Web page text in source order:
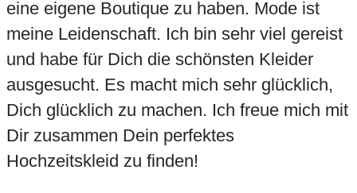
eine eigene Boutique zu haben. Mode ist
meine Leidenschaft. Ich bin sehr viel gereist
und habe für Dich die schönsten Kleider
ausgesucht. Es macht mich sehr glücklich,
Dich glücklich zu machen. Ich freue mich mit
Dir zusammen Dein perfektes
Hochzeitskleid zu finden!